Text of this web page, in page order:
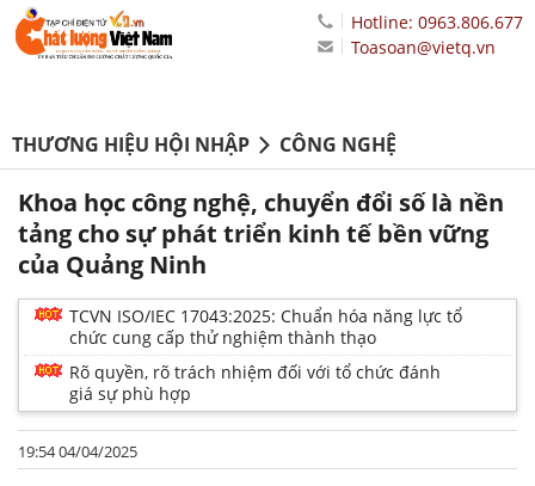
Hotline: 0963.806.677
Toasoan@vietq.vn
THƯƠNG HIỆU HỘI NHẬP CÔNG NGHỆ
Khoa học công nghệ, chuyển đổi số là nền
tảng cho sự phát triển kinh tế bền vững
của Quảng Ninh
TCVN ISO/IEC 17043:2025: Chuẩn hóa năng lực tổ
chức cung cấp thử nghiệm thành thạo
Rõ quyền, rõ trách nhiệm đối với tổ chức đánh
giá sự phù hợp
19:54 04/04/2025